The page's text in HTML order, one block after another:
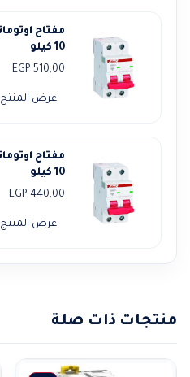
10 كيلو
510,00
EGP
عرض المنتج
10 كيلو
440,00
EGP
عرض المنتج
منتجات ذات صلة